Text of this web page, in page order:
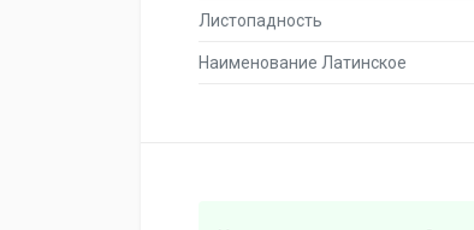
Листопадность
Наименование Латинское